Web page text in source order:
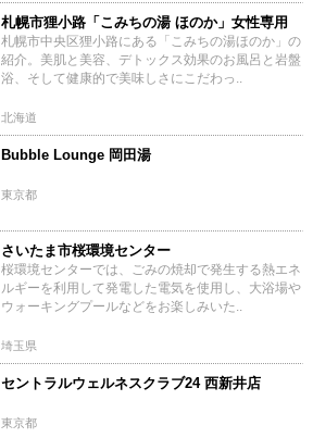
札幌市狸小路「こみちの湯 ほのか」女性専用
札幌市中央区狸小路にある「こみちの湯ほのか」の
紹介。美肌と美容、デトックス効果のお風呂と岩盤
浴、そして健康的で美味しさにこだわっ..
北海道
Bubble Lounge 岡田湯
東京都
さいたま市桜環境センター
桜環境センターでは、ごみの焼却で発生する熱エネ
ルギーを利用して発電した電気を使用し、大浴場や
ウォーキングプールなどをお楽しみいた..
埼玉県
セントラルウェルネスクラブ24 西新井店
東京都